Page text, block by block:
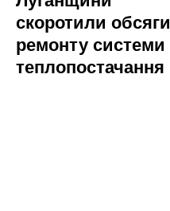
скоротили обсяги
ремонту системи
теплопостачання